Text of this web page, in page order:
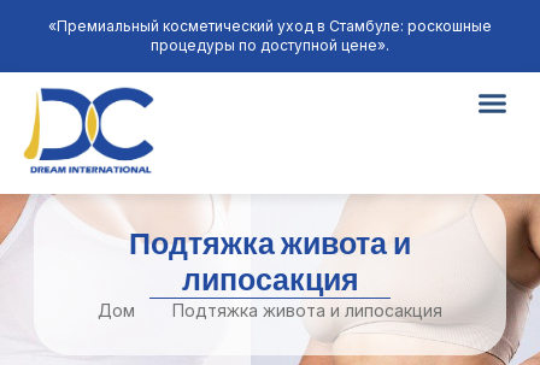
«Премиальный косметический уход в Стамбуле: роскошные
процедуры по доступной цене».
Подтяжка живота и
липосакция
Дом Подтяжка живота и липосакция